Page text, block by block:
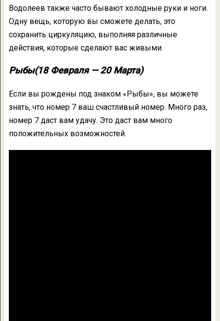
Водолеев также часто бывают холодные руки и ноги.
Одну вещь, которую вы сможете делать, это
сохранить циркуляцию, выполняя различные
действия, которые сделают вас живыми.
Рыбы(18 Февраля — 20 Марта)
Если вы рождены под знаком «Рыбы», вы можете
знать, что номер 7 ваш счастливый номер. Много раз,
номер 7 даст вам удачу. Это даст вам много
положительных возможностей.